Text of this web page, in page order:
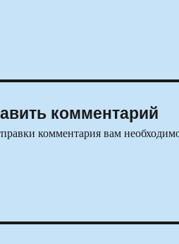
комментарий
комментария вам